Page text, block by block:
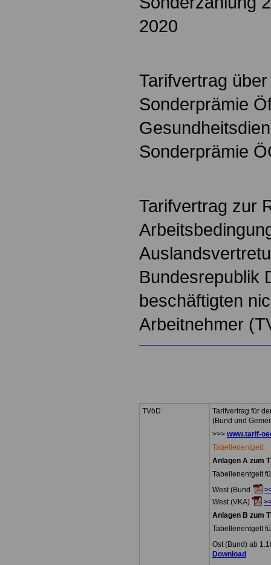
2020
Tarifvertrag
Sonderprämie
Sonderprämie
Tarifvertrag zur
Bundesrepublik
beschäftigten
Arbeitnehmer
TVöD
Tarifvertrag für
(Bund und
>>> www.tarif-
Tabellenentgelt:
Anlagen A zum
Tabellenentgelt
West (Bund
West (VKA)
Anlagen B zum
Tabellenentgelt
Ost (Bund) ab
Download